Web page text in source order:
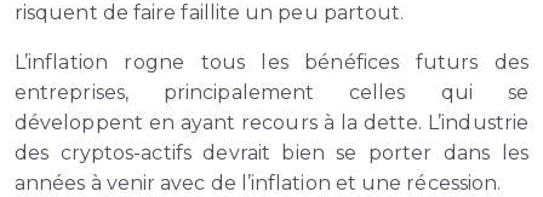
risquent de faire faillite un peu partout.
L’inflation rogne tous les bénéfices futurs des
entreprises, principalement celles qui se
développent en ayant recours à la dette. L’industrie
des cryptos-actifs devrait bien se porter dans les
années à venir avec de l’inflation et une récession.